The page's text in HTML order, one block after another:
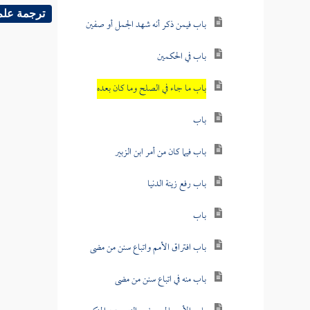
باب فيمن ذكر أنه شهد الجمل أو صفين
باب في الحكمين
باب ما جاء في الصلح وما كان بعده
باب
باب فيما كان من أمر ابن الزبير
باب رفع زينة الدنيا
باب
باب افتراق الأمم واتباع سنن من مضى
باب منه في اتباع سنن من مضى
ترجمة